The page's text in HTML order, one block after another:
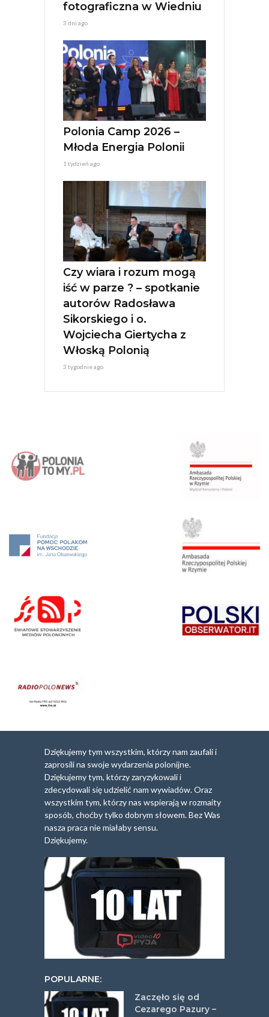
fotograficzna w Wiedniu
3 dni ago
Polonia Camp 2026 –
Młoda Energia Polonii
1 tydzień ago
Czy wiara i rozum mogą
iść w parze ? – spotkanie
autorów Radosława
Sikorskiego i o.
Wojciecha Giertycha z
Włoską Polonią
3 tygodnie ago
Dziękujemy tym wszystkim, którzy nam zaufali i
zaprosili na swoje wydarzenia polonijne.
Dziękujemy tym, którzy zaryzykowali i
zdecydowali się udzielić nam wywiadów. Oraz
wszystkim tym, którzy nas wspierają w rozmaity
sposób, choćby tylko dobrym słowem. Bez Was
nasza praca nie miałaby sensu.
Dziękujemy.
POPULARNE:
Zaczęło się od
Cezarego Pazury –